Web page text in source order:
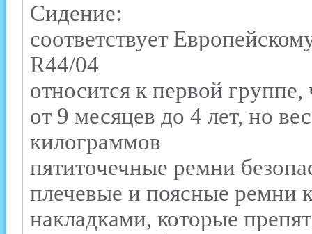
Сидение:
соответствует
R44/04
относится к первой группе,
от 9 месяцев до 4 лет, но
килограммов
пятиточечные ремни
плечевые и поясные ремни
накладками, которые